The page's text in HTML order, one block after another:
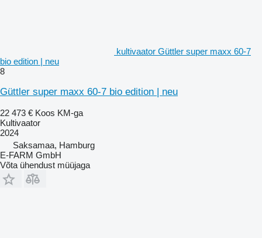
kultivaator Güttler super maxx 60-7
bio edition | neu
8
Güttler super maxx 60-7 bio edition | neu
22 473 € Koos KM-ga
Kultivaator
2024
Saksamaa, Hamburg
E-FARM GmbH
Võta ühendust müüjaga